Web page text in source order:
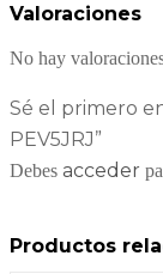
Valoraciones
No hay
Sé el primero
PEV5JRJ”
Debes acceder
Productos